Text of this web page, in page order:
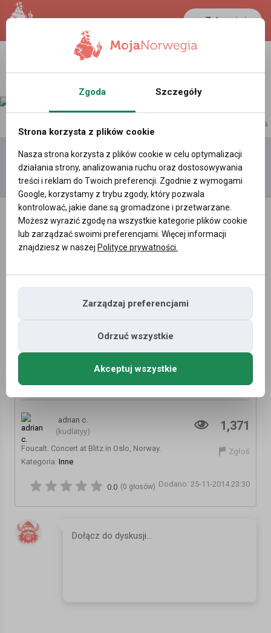
Zaloguj się
reklama
Dodaj
film
Moje
filmy
Wszystkie
FOUCALT. CONCERT AT BLITZ, OSLO,
NORWAY
adrian c.
(kudlatyy)
1,371
Zgłoś
Foucalt. Concert at Blitz in Oslo, Norway.
Kategoria: Inne
Dodano: 25-11-2014 23:30
(0 głosów)
0.0
Zgoda Szczegóły
Strona korzysta z plików cookie
Nasza strona korzysta z plików cookie w celu optymalizacji
działania strony, analizowania ruchu oraz dostosowywania
treści i reklam do Twoich preferencji. Zgodnie z wymogami
Google, korzystamy z trybu zgody, który pozwala
kontrolować, jakie dane są gromadzone i przetwarzane.
Możesz wyrazić zgodę na wszystkie kategorie plików cookie
lub zarządzać swoimi preferencjami. Więcej informacji
znajdziesz w naszej Polityce prywatności.
Zarządzaj preferencjami
Odrzuć wszystkie
Akceptuj wszystkie